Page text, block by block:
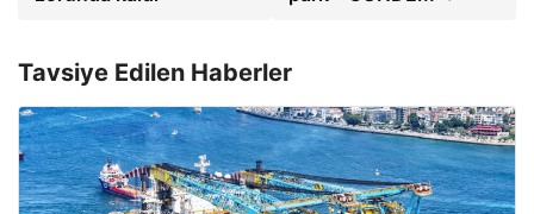
Tavsiye Edilen Haberler